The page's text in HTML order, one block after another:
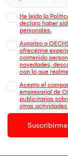
He leído la
declaro haber
personales.
Autorizo a
ofrecerme
contenido
novedades,
con lo que
Acepto el
empresarial de
publicitarias
otras
Suscribirme